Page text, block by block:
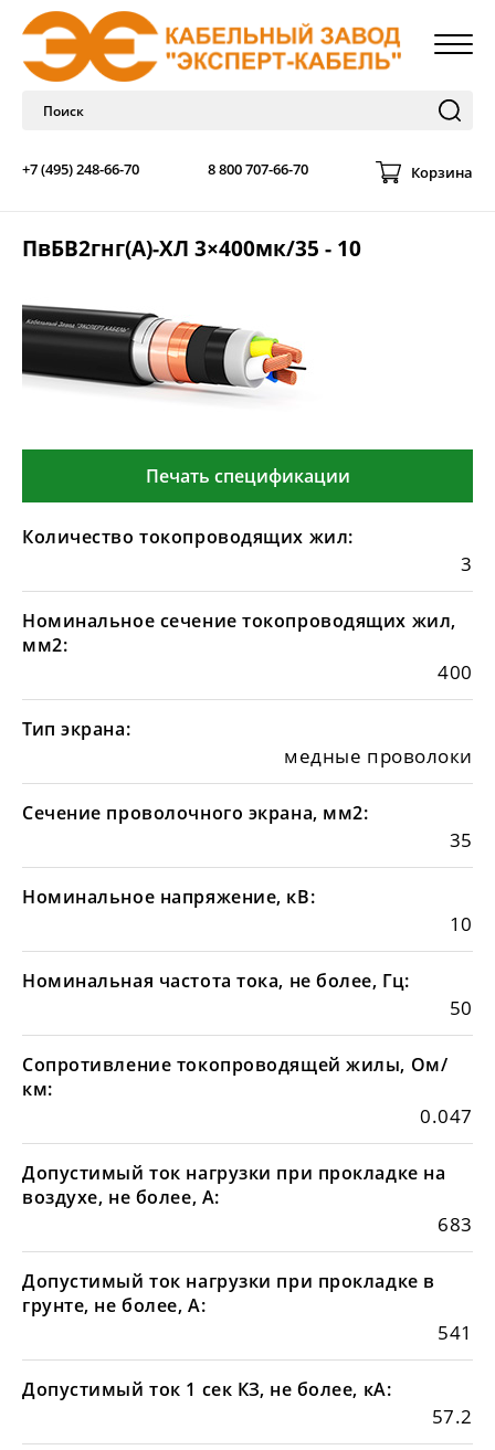
+7 (495) 248-66-70 8 800 707-66-70 Корзина
ПвБВ2гнг(А)-ХЛ 3×400мк/35 - 10
Печать спецификации
Количество токопроводящих жил:
3
Номинальное сечение токопроводящих жил,
мм2:
400
Тип экрана:
медные проволоки
Сечение проволочного экрана, мм2:
35
Номинальное напряжение, кВ:
10
Номинальная частота тока, не более, Гц:
50
Сопротивление токопроводящей жилы, Ом/
км:
0.047
Допустимый ток нагрузки при прокладке на
воздухе, не более, А:
683
Допустимый ток нагрузки при прокладке в
грунте, не более, А:
541
Допустимый ток 1 сек КЗ, не более, кА:
57.2